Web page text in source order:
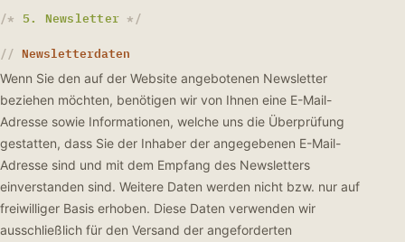
5. Newsletter
Newsletterdaten
Wenn Sie den auf der Website angebotenen Newsletter
beziehen möchten, benötigen wir von Ihnen eine E-Mail-
Adresse sowie Informationen, welche uns die Überprüfung
gestatten, dass Sie der Inhaber der angegebenen E-Mail-
Adresse sind und mit dem Empfang des Newsletters
einverstanden sind. Weitere Daten werden nicht bzw. nur auf
freiwilliger Basis erhoben. Diese Daten verwenden wir
ausschließlich für den Versand der angeforderten